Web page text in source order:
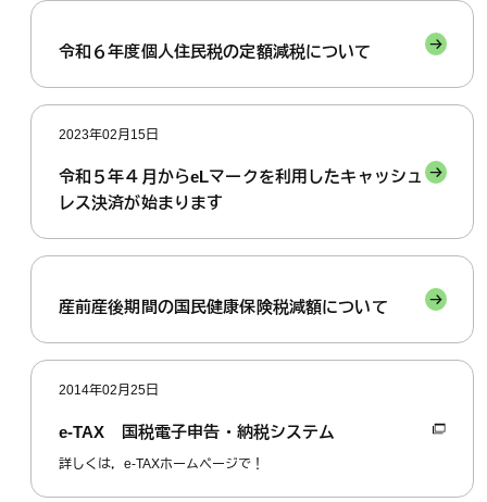
令和６年度個人住民税の定額減税について
2023年02月15日
令和５年４月からeLマークを利用したキャッシュ
レス決済が始まります
産前産後期間の国民健康保険税減額について
2014年02月25日
e-TAX 国税電子申告・納税システム
詳しくは，e-TAXホームページで！